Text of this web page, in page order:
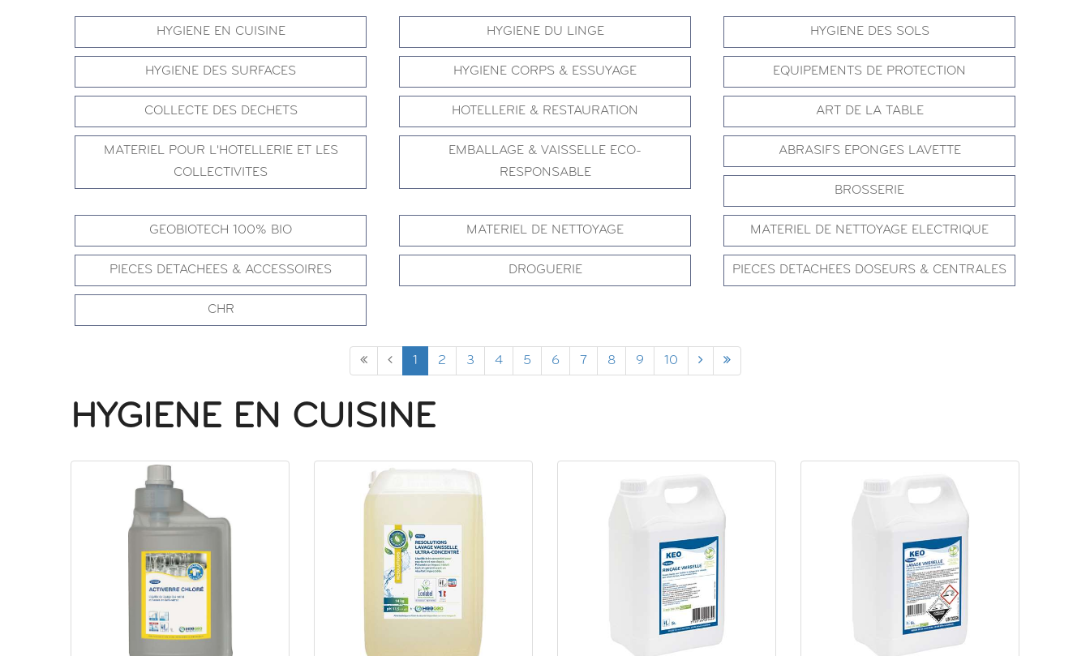
HYGIENE EN CUISINE HYGIENE DU LINGE HYGIENE DES SOLS
HYGIENE DES SURFACES HYGIENE CORPS & ESSUYAGE EQUIPEMENTS DE PROTECTION
COLLECTE DES DECHETS HOTELLERIE & RESTAURATION ART DE LA TABLE
MATERIEL POUR L'HOTELLERIE ET LES
COLLECTIVITES
EMBALLAGE & VAISSELLE ECO-
RESPONSABLE
ABRASIFS EPONGES LAVETTE
BROSSERIE
GEOBIOTECH 100% BIO MATERIEL DE NETTOYAGE MATERIEL DE NETTOYAGE ELECTRIQUE
PIECES DETACHEES & ACCESSOIRES DROGUERIE PIECES DETACHEES DOSEURS & CENTRALES
CHR
1 2 3 4 5 6 7 8 9 10
HYGIENE EN CUISINE